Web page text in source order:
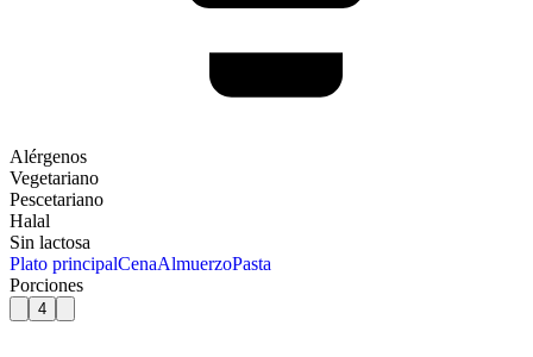
Alérgenos
Vegetariano
Pescetariano
Halal
Sin lactosa
Plato principalCenaAlmuerzoPasta
Porciones
4